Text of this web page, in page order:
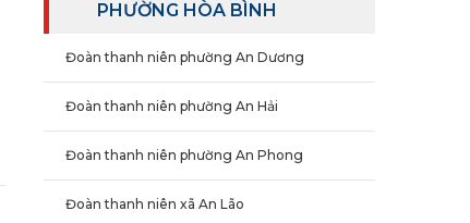
PHƯỜNG HÒA BÌNH
Đoàn thanh niên phường An Dương
Đoàn thanh niên phường An Hải
Đoàn thanh niên phường An Phong
Đoàn thanh niên xã An Lão